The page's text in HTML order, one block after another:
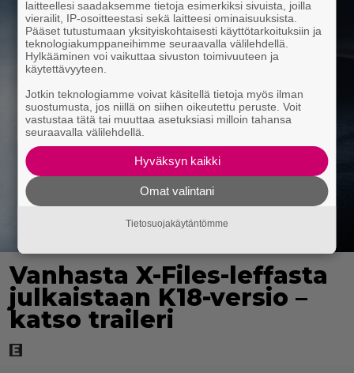
Vanhasta X-Files-leffasta
julkaistaan K18-versio –
katso traileri
laitteellesi saadaksemme tietoja esimerkiksi sivuista, joilla
vierailit, IP-osoitteestasi sekä laitteesi ominaisuuksista.
Pääset tutustumaan yksityiskohtaisesti käyttötarkoituksiin ja
teknologiakumppaneihimme seuraavalla välilehdellä.
Hylkääminen voi vaikuttaa sivuston toimivuuteen ja
käytettävyyteen.
Jotkin teknologiamme voivat käsitellä tietoja myös ilman
suostumusta, jos niillä on siihen oikeutettu peruste. Voit
vastustaa tätä tai muuttaa asetuksiasi milloin tahansa
seuraavalla välilehdellä.
Hyväksyn kaikki
Omat valintani
Tietosuojakäytäntömme